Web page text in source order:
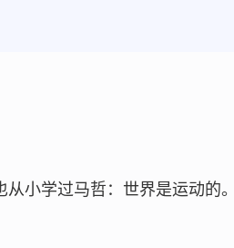
从小学过马哲：世界是运动的